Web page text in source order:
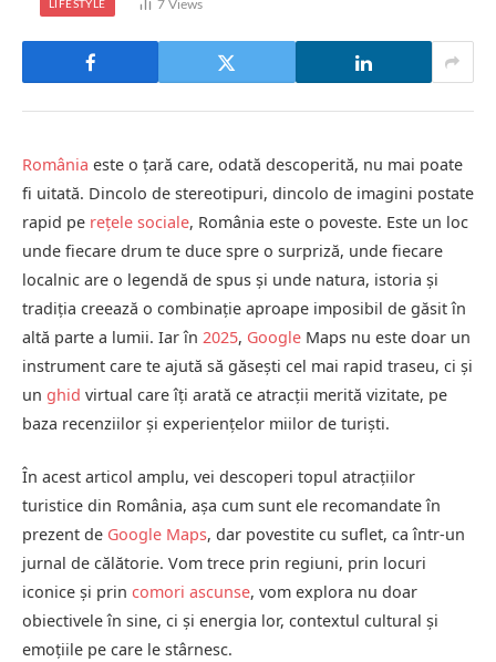
LIFESTYLE 7 Views
România este o țară care, odată descoperită, nu mai poate
fi uitată. Dincolo de stereotipuri, dincolo de imagini postate
rapid pe rețele sociale, România este o poveste. Este un loc
unde fiecare drum te duce spre o surpriză, unde fiecare
localnic are o legendă de spus și unde natura, istoria și
tradiția creează o combinație aproape imposibil de găsit în
altă parte a lumii. Iar în 2025, Google Maps nu este doar un
instrument care te ajută să găsești cel mai rapid traseu, ci și
un ghid virtual care îți arată ce atracții merită vizitate, pe
baza recenziilor și experiențelor miilor de turiști.
În acest articol amplu, vei descoperi topul atracțiilor
turistice din România, așa cum sunt ele recomandate în
prezent de Google Maps, dar povestite cu suflet, ca într-un
jurnal de călătorie. Vom trece prin regiuni, prin locuri
iconice și prin comori ascunse, vom explora nu doar
obiectivele în sine, ci și energia lor, contextul cultural și
emoțiile pe care le stârnesc.